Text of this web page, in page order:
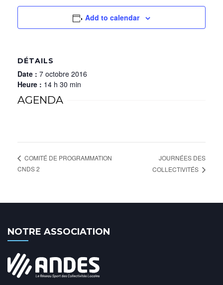
Add to calendar
DÉTAILS
Date : 7 octobre 2016
Heure : 14 h 30 min
AGENDA
COMITÉ DE PROGRAMMATION
CNDS 2
JOURNÉES DES
COLLECTIVITÉS
NOTRE ASSOCIATION